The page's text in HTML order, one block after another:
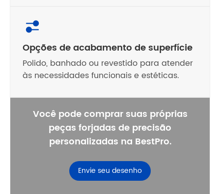
Opções de acabamento de superfície
Polido, banhado ou revestido para atender
às necessidades funcionais e estéticas.
Você pode comprar suas próprias
peças forjadas de precisão
personalizadas na BestPro.
Envie seu desenho